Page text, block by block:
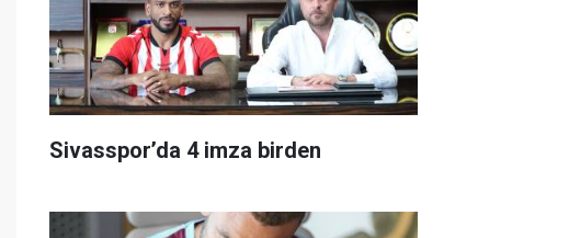
Sivasspor’da 4 imza birden